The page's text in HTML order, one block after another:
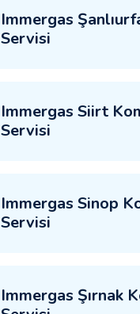
Immergas
Servisi
Immergas Siirt
Servisi
Immergas Sinop
Servisi
Immergas Şırnak